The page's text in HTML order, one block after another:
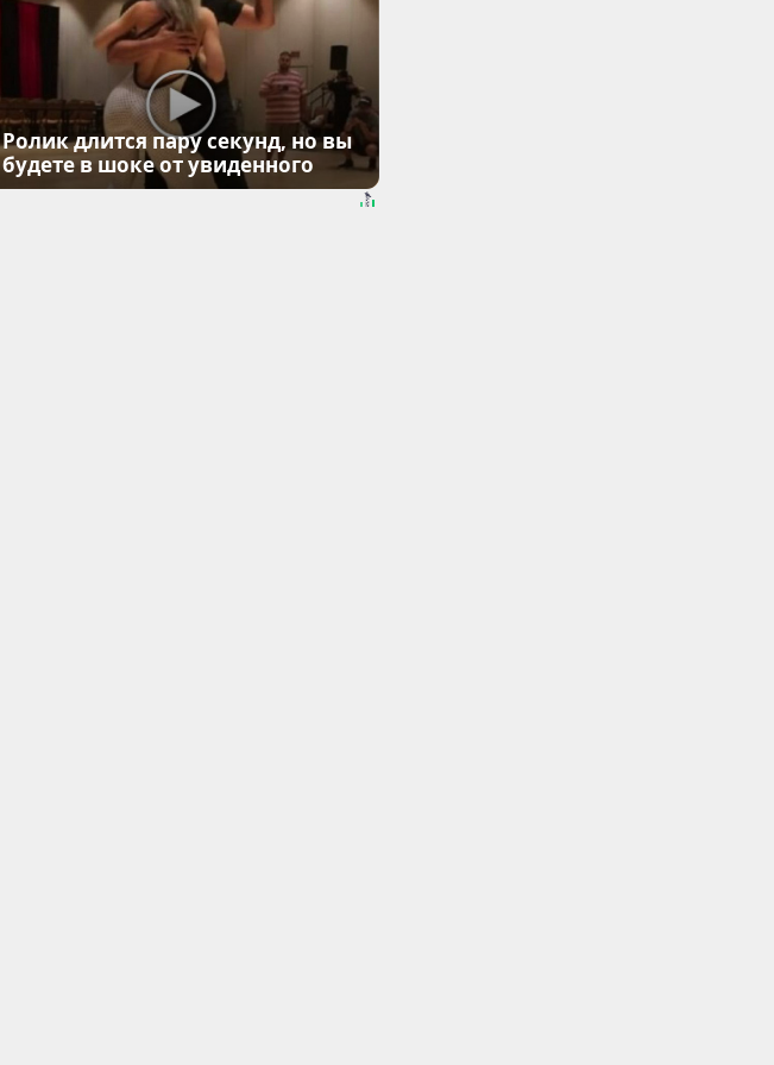
Ролик длится пару секунд, но вы
будете в шоке от увиденного